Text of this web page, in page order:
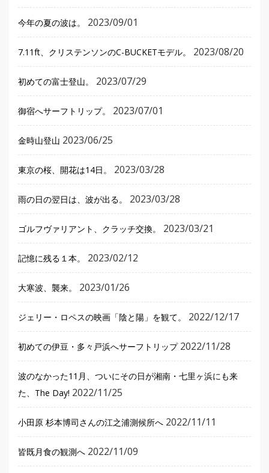
今年の夏の波は。 2023/09/01
7.11ft、クリステンソンのC-BUCKETモデル。 2023/08/20
初めての富士登山。 2023/07/29
御宿へサーフトリップ。 2023/07/01
金時山登山 2023/06/25
東京の桜、開花は14日。 2023/03/28
雨の日の翌日は、波が出る。 2023/03/28
ゴルフヴァリアント、クラッチ交換。 2023/03/21
記憶に残る１本。 2023/02/12
大寒波、襲来。 2023/01/26
ジェリー・ロペスの映画「陰と陽」を観て。 2022/12/17
初めての伊豆・多々戸浜へサーフトリップ 2022/11/28
波のなかった11月、ついにその日が湘南・七里ヶ浜にも来
た、The Day! 2022/11/25
小田原 杉本博司さんの江之浦測候所へ 2022/11/11
皆既月食の観測へ 2022/11/09